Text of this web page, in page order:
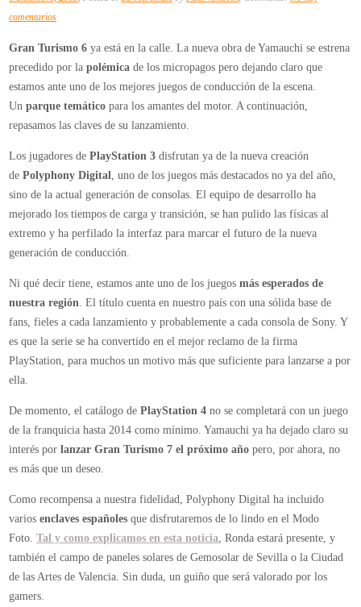
comentariosen
Turismo
6
se
estrena
en
España
Gran Turismo 6 ya está en la calle. La nueva obra de Yamauchi se estrena
precedido por lapolémicade los micropagos pero dejando claro que
estamos ante uno de los mejores juegos de conducción de la escena.
Unparque temático para los amantes del motor. A continuación,
repasamos las claves de su lanzamiento.
Los jugadores dePlayStation 3 disfrutan ya de la nueva creación
dePolyphony Digital , uno de los juegos más destacados no ya del año,
sino de la actual generación de consolas. El equipo de desarrollo ha
mejorado los tiempos de carga y transición, se han pulido las físicas al
extremo y ha perfilado la interfaz para marcar el futuro de la nueva
generación de conducción.
Ni qué decir tiene, estamos ante uno de los juegosmás esperados de
nuestra región . El título cuenta en nuestro país con una sólida base de
fans, fieles a cada lanzamiento y probablemente a cada consola de Sony. Y
es que la serie se ha convertido en el mejor reclamo de la firma
PlayStation, para muchos un motivo más que suficiente para lanzarse a por
ella.
De momento, el catálogo dePlayStation 4 no se completará con un juego
de la franquicia hasta 2014 como mínimo. Yamauchi ya ha dejado claro su
interés porlanzar Gran Turismo 7 el próximo año pero, por ahora, no
es más que un deseo.
Como recompensa a nuestra fidelidad, Polyphony Digital ha incluido
variosenclaves españoles que disfrutaremos de lo lindo en el Modo
Foto.Tal y como explicamos en esta noticia , Ronda estará presente, y
también el campo de paneles solares de Gemosolar de Sevilla o la Ciudad
de las Artes de Valencia. Sin duda, un guiño que será valorado por los
gamers.